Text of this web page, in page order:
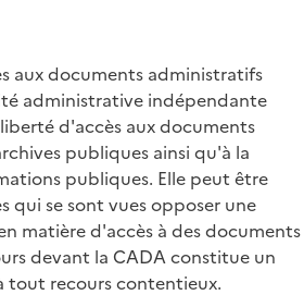
aux documents administratifs
administrative indépendante
d'accès aux documents
publiques ainsi qu'à la
publiques. Elle peut être
qui se sont vues opposer une
matière d'accès à des documents
devant la CADA constitue un
tout recours contentieux.